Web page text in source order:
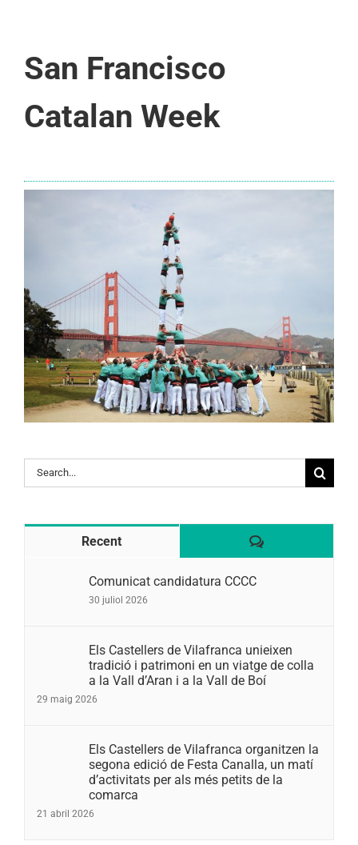
San Francisco
Catalan Week
Search
for:
Recent Comentaris
Comunicat candidatura CCCC
30 juliol 2026
Els Castellers de Vilafranca unieixen
tradició i patrimoni en un viatge de colla
a la Vall d’Aran i a la Vall de Boí
29 maig 2026
Els Castellers de Vilafranca organitzen la
segona edició de Festa Canalla, un matí
d’activitats per als més petits de la
comarca
21 abril 2026